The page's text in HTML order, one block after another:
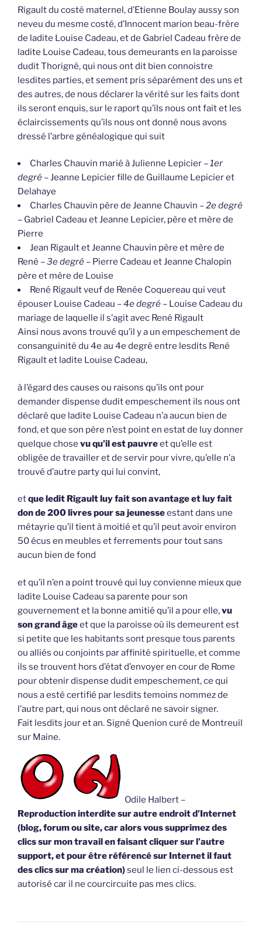
Rigault du costé maternel, d’Etienne Boulay aussy son
neveu du mesme costé, d’Innocent marion beau-frère
de ladite Louise Cadeau, et de Gabriel Cadeau frère de
ladite Louise Cadeau, tous demeurants en la paroisse
dudit Thorigné, qui nous ont dit bien connoistre
lesdites parties, et sement pris séparément des uns et
des autres, de nous déclarer la vérité sur les faits dont
ils seront enquis, sur le raport qu’ils nous ont fait et les
éclaircissements qu’ils nous ont donné nous avons
dressé l’arbre généalogique qui suit
Charles Chauvin marié à Julienne Lepicier –1er
degré – Jeanne Lepicier fille de Guillaume Lepicier et
Delahaye
Charles Chauvin père de Jeanne Chauvin –2e degré
– Gabriel Cadeau et Jeanne Lepicier, père et mère de
Pierre
Jean Rigault et Jeanne Chauvin père et mère de
René –3e degré – Pierre Cadeau et Jeanne Chalopin
père et mère de Louise
René Rigault veuf de Renée Coquereau qui veut
épouser Louise Cadeau –4e degré – Louise Cadeau du
mariage de laquelle il s’agit avec René Rigault
Ainsi nous avons trouvé qu’il y a un empeschement de
consanguinité du 4e au 4e degré entre lesdits René
Rigault et ladite Louise Cadeau,
à l’égard des causes ou raisons qu’ils ont pour
demander dispense dudit empeschement ils nous ont
déclaré que ladite Louise Cadeau n’a aucun bien de
fond, et que son père n’est point en estat de luy donner
quelque chose vu qu’il est pauvreet qu’elle est
obligée de travailler et de servir pour vivre, qu’elle n’a
trouvé d’autre party qui lui convint,
etque ledit Rigault luy fait son avantage et luy fait
don de 200 livres pour sa jeunesseestant dans une
métayrie qu’il tient à moitié et qu’il peut avoir environ
50 écus en meubles et ferrements pour tout sans
aucun bien de fond
et qu’il n’en a point trouvé qui luy convienne mieux que
ladite Louise Cadeau sa parente pour son
gouvernement et la bonne amitié qu’il a pour elle,vu
son grand âgeet que la paroisse où ils demeurent est
si petite que les habitants sont presque tous parents
ou alliés ou conjoints par affinité spirituelle, et comme
ils se trouvent hors d’état d’envoyer en cour de Rome
pour obtenir dispense dudit empeschement, ce qui
nous a esté certifié par lesdits temoins nommez de
l’autre part, qui nous ont déclaré ne savoir signer.
Fait lesdits jour et an. Signé Quenion curé de Montreuil
sur Maine.
Odile Halbert –
Reproduction interdite sur autre endroit d’Internet
(blog, forum ou site, car alors vous supprimez des
clics sur mon travail en faisant cliquer sur l’autre
support, et pour être référencé sur Internet il faut
des clics sur ma création)seul le lien ci-dessous est
autorisé car il ne courcircuite pas mes clics.